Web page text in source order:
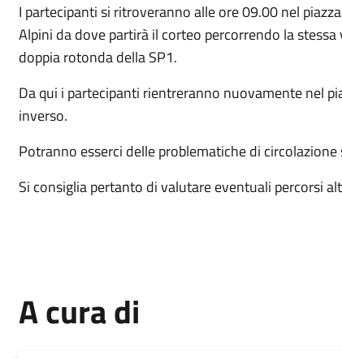
I partecipanti si ritroveranno alle ore 09.00 nel
Alpini da dove partirà il corteo percorrendo la
doppia rotonda della SP1.
Da qui i partecipanti rientreranno nuovamente nel
inverso.
Potranno esserci delle problematiche di
Si consiglia pertanto di valutare eventuali percorsi
A cura di